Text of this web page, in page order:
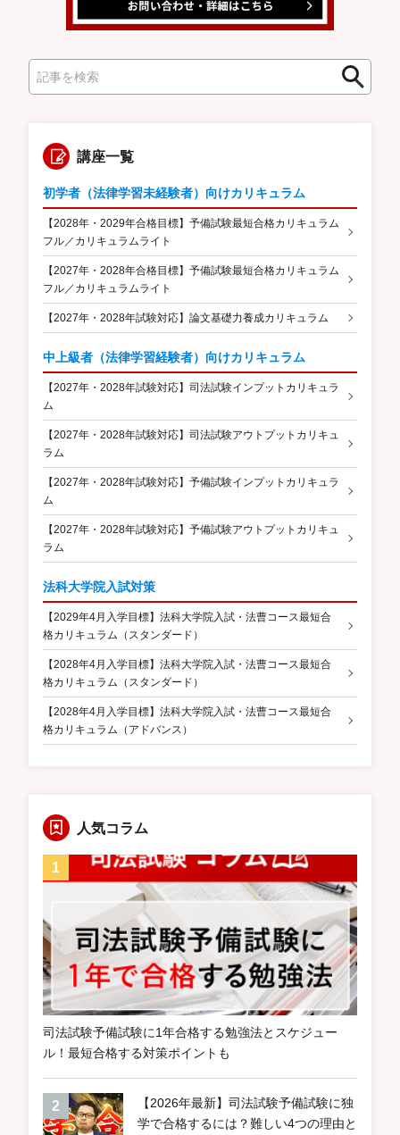
索
検
講座一覧
初学者（法律学習未経験者）向けカリキュラム
【2028年・2029年合格目標】予備試験最短合格カリキュラム
フル／カリキュラムライト
【2027年・2028年合格目標】予備試験最短合格カリキュラム
フル／カリキュラムライト
【2027年・2028年試験対応】論文基礎力養成カリキュラム
中上級者（法律学習経験者）向けカリキュラム
【2027年・2028年試験対応】司法試験インプットカリキュラ
ム
【2027年・2028年試験対応】司法試験アウトプットカリキュ
ラム
【2027年・2028年試験対応】予備試験インプットカリキュラ
ム
【2027年・2028年試験対応】予備試験アウトプットカリキュ
ラム
法科大学院入試対策
【2029年4月入学目標】法科大学院入試・法曹コース最短合
格カリキュラム（スタンダード）
【2028年4月入学目標】法科大学院入試・法曹コース最短合
格カリキュラム（スタンダード）
【2028年4月入学目標】法科大学院入試・法曹コース最短合
格カリキュラム（アドバンス）
人気コラム
司法試験予備試験に1年合格する勉強法とスケジュー
ル！最短合格する対策ポイントも
【2026年最新】司法試験予備試験に独
学で合格するには？難しい4つの理由と